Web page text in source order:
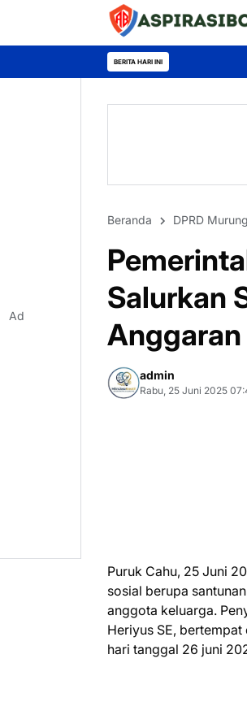
BERITA HARI INI
Beranda DPRD
Salurkan
admin
Rabu, 25 Juni 2025
Puruk Cahu, 25 Juni
sosial berupa
anggota keluarga.
Heriyus SE,
hari tanggal 26 juni
Ad